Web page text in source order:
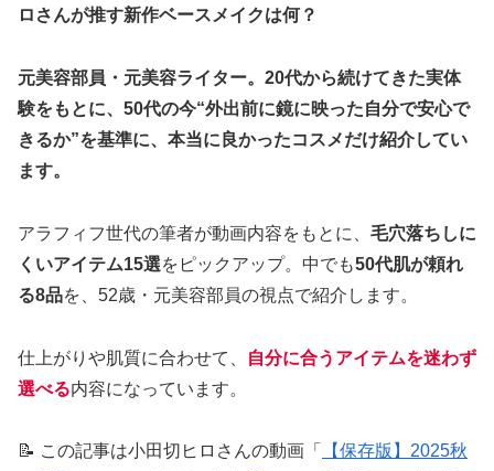
ロさんが推す新作ベースメイクは何？
元美容部員・元美容ライター。20代から続けてきた実体
験をもとに、50代の今“外出前に鏡に映った自分で安心で
きるか”を基準に、本当に良かったコスメだけ紹介してい
ます。
アラフィフ世代の筆者が動画内容をもとに、 毛穴落ちしに
くいアイテム15選をピックアップ。中でも50代肌が頼れ
る8品を、52歳・元美容部員の視点で紹介します。
仕上がりや肌質に合わせて、
自分に合うアイテムを迷わず
選べる内容になっています。
📝 この記事は小田切ヒロさんの動画「
【保存版】2025秋